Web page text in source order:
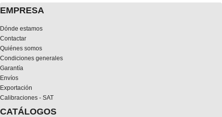
EMPRESA
Dónde estamos
Contactar
Quiénes somos
Condiciones generales
Garantía
Envíos
Exportación
Calibraciones - SAT
CATÁLOGOS